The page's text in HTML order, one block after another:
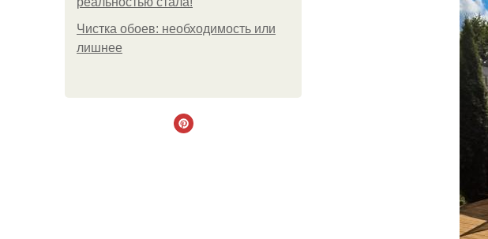
Чистка обоев: необходимость или
лишнее